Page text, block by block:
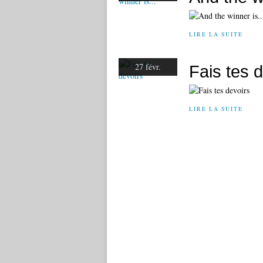
LIRE LA SUITE
27 févr. Fais tes
LIRE LA SUITE